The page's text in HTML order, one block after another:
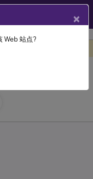
2407
×
Web 站点?